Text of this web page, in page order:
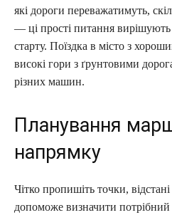
які дороги переважатимуть,
— ці прості питання
старту. Поїздка в місто з
високі гори з ґрунтовими
різних машин.
Планування
напрямку
Чітко пропишіть точки,
допоможе визначити